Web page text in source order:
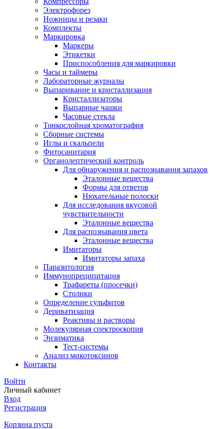
Электрофорез
Ножницы и резаки
Комплекты
Маркировка
Маркеры
Этикетки
Приспособления для маркировки
Часы и таймеры
Лабораторные журналы
Выпаривание и кристаллизация
Кристаллизаторы
Выпарные чашки
Часовые стекла
Тонкослойная хроматография
Сборные системы
Иглы и скальпели
Фитосанитария
Органолептический контроль
Для обнаружения и распознавания запахов
Эталонные вещества
Формы для ответов
Нюхательные полоски
Для исследования вкусовой
чувствительности
Эталонные вещества
Для распознавания цвета
Эталонные вещества
Имитаторы
Имитаторы запаха
Паразитология
Иммунопреципитация
Трафареты (просечки)
Столики
Определение сульфитов
Дериватизация
Реактивы и растворы
Молекулярная спектроскопия
Энзиматика
Тест-системы
Анализ микотоксинов
Контакты
Войти
Личный кабинет
Вход
Регистрация
Корзина пуста